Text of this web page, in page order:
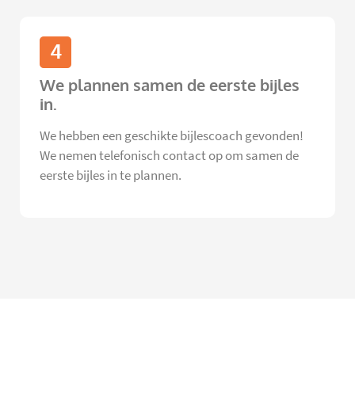
4
We plannen samen de eerste bijles
in.
We hebben een geschikte bijlescoach gevonden!
We nemen telefonisch contact op om samen de
eerste bijles in te plannen.